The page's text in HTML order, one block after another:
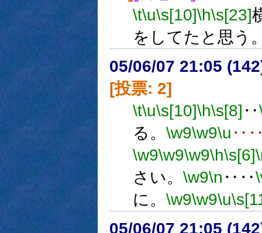
\t\u\s[10]\h\s[23]
をしてたと思う
05/06/07 21:05
[投票: 2]
\t\u\s[10]\h\s[8] ‥
る。 \w9\w9\u ‥‥
\w9\w9\w9\h\s[6]
さい。 \w9\n ‥‥
に。 \w9\w9\u
05/06/07 21:05